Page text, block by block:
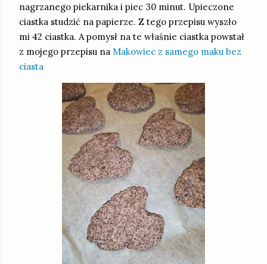
nagrzanego piekarnika i piec 30 minut. Upieczone
ciastka studzić na papierze. Z tego przepisu wyszło
mi 42 ciastka. A pomysł na te właśnie ciastka powstał
z mojego przepisu na Makowiec z samego maku bez
ciasta